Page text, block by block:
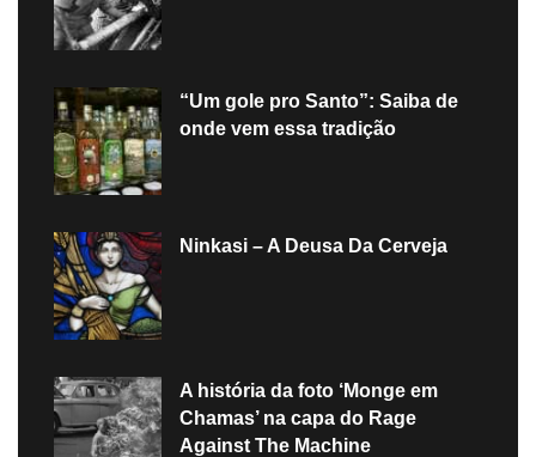
“Um gole pro Santo”: Saiba de
onde vem essa tradição
Ninkasi – A Deusa Da Cerveja
A história da foto ‘Monge em
Chamas’ na capa do Rage
Against The Machine